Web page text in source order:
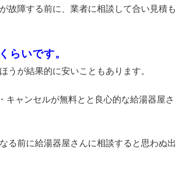
故障する前に、業者に相談して合い見積も
らいです。
うが結果的に安いこともあります。
キャンセルが無料とと良心的な給湯器屋さ
る前に給湯器屋さんに相談すると思わぬ出